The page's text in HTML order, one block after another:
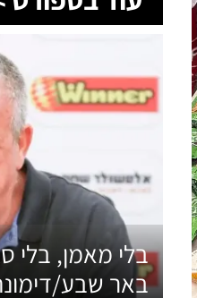
בלי מאמן, בלי
באר שבע/